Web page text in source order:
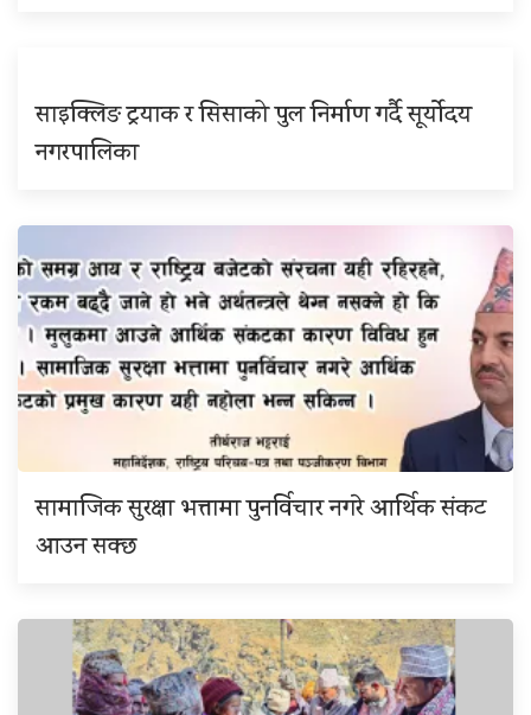
साइक्लिङ ट्रयाक र सिसाको पुल निर्माण गर्दै सूर्योदय
नगरपालिका
सामाजिक सुरक्षा भत्तामा पुनर्विचार नगरे आर्थिक संकट
आउन सक्छ